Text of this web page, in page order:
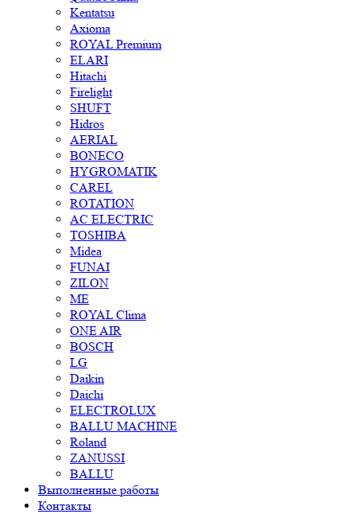
Kentatsu
Axioma
ROYAL Premium
ELARI
Hitachi
Firelight
SHUFT
Hidros
AERIAL
BONECO
HYGROMATIK
CAREL
ROTATION
AC ELECTRIC
TOSHIBA
Midea
FUNAI
ZILON
ME
ROYAL Clima
ONE AIR
BOSCH
LG
Daikin
Daichi
ELECTROLUX
BALLU MACHINE
Roland
ZANUSSI
BALLU
Выполненные работы
Контакты